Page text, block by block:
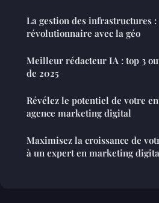
La gestion des infrastructures
révolutionnaire avec la géo
Meilleur rédacteur IA : top 3
de 2025
Révélez le potentiel de votre
agence marketing digital
Maximisez la croissance de
à un expert en marketing